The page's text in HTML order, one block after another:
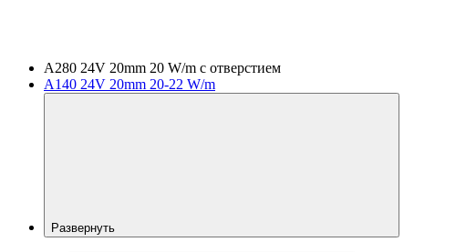
A280 24V 20mm 20 W/m с отверстием
A140 24V 20mm 20-22 W/m
Развернуть